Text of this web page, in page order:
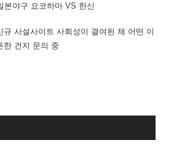
본야구 요코하마 VS 한신
규 사설사이트 사회성이 결여된 체 어떤 이
한 건지 문의 중